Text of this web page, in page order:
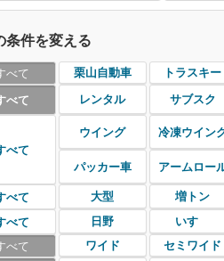
条件を変える
べて 栗山自動車 トラスキー
べて レンタル サブスク
べて
ウイング 冷凍ウイン
パッカー車 アームロー
べて 大型 増トン
べて 日野 いすゞ
べて ワイド セミワイド